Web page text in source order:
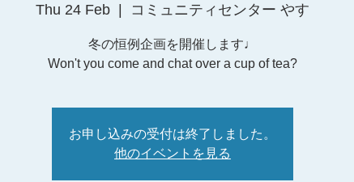
Thu 24 Feb コミュニティセンター やす
冬の恒例企画を開催します♩
お申し込みの受付は終了しました。
他のイベントを見る